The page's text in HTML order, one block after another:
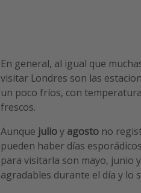
En general, al igual que
visitar Londres son las
un poco fríos, con
frescos.
Aunque julioy agosto no
pueden haber días
para visitarla son mayo, junio
agradables durante el día y lo